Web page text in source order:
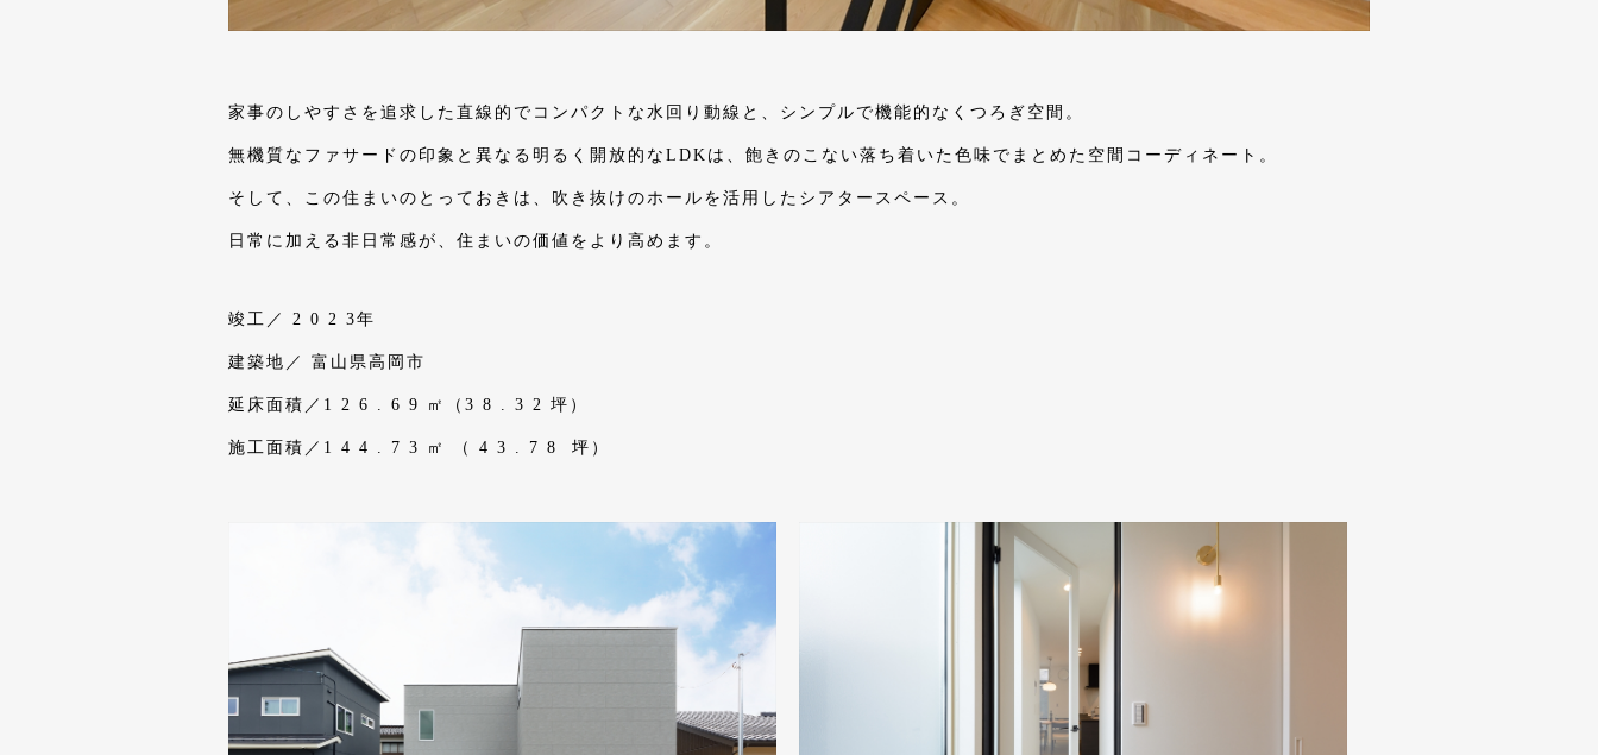
家事のしやすさを追求した直線的でコンパクトな水回り動線と、シンプルで機能的なくつろぎ空間。
無機質なファサードの印象と異なる明るく開放的なLDKは、飽きのこない落ち着いた色味でまとめた空間コーディネート。
そして、この住まいのとっておきは、吹き抜けのホールを活用したシアタースペース。
日常に加える非日常感が、住まいの価値をより高めます。
竣工／ 2 0 2 3年
建築地／ 富山県高岡市
延床面積／1 2 6 . 6 9 ㎡（3 8 . 3 2 坪）
施工面積／1 4 4 . 7 3 ㎡ （ 4 3 . 7 8 坪）